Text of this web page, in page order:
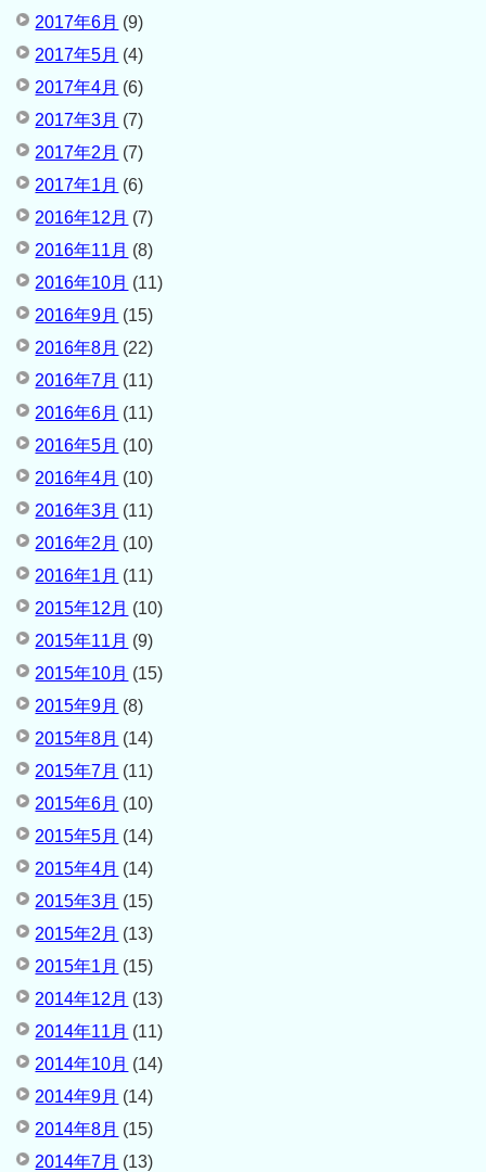
2017年6月 (9)
2017年5月 (4)
2017年4月 (6)
2017年3月 (7)
2017年2月 (7)
2017年1月 (6)
2016年12月 (7)
2016年11月 (8)
2016年10月 (11)
2016年9月 (15)
2016年8月 (22)
2016年7月 (11)
2016年6月 (11)
2016年5月 (10)
2016年4月 (10)
2016年3月 (11)
2016年2月 (10)
2016年1月 (11)
2015年12月 (10)
2015年11月 (9)
2015年10月 (15)
2015年9月 (8)
2015年8月 (14)
2015年7月 (11)
2015年6月 (10)
2015年5月 (14)
2015年4月 (14)
2015年3月 (15)
2015年2月 (13)
2015年1月 (15)
2014年12月 (13)
2014年11月 (11)
2014年10月 (14)
2014年9月 (14)
2014年8月 (15)
2014年7月 (13)